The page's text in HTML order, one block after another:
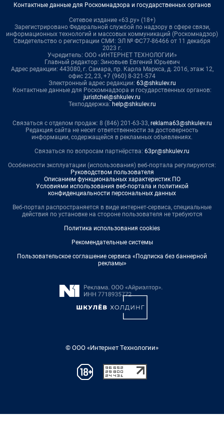
Контактные данные для Роскомнадзора и государственных органов
Сетевое издание «63.ру» (18+)
Зарегистрировано Федеральной службой по надзору в сфере связи,
информационных технологий и массовых коммуникаций (Роскомнадзор)
Свидетельство о регистрации СМИ: ЭЛ № ФС77-86466 от 11 декабря
2023 г.
Учредитель: ООО «ИНТЕРНЕТ ТЕХНОЛОГИИ»
Главный редактор: Зиновьев Евгений Юрьевич
Адрес редакции: 443080, г. Самара, пр. Карла Маркса, д. 201б, этаж 12,
офис 22, 23, +7 (960) 8-321-574
Электронный адрес редакции: 63@shkulev.ru
Контактные данные для Роскомнадзора и государственных органов:
juristchel@shkulev.ru
Техподдержка: help@shkulev.ru
Связаться с отделом продаж: 8 (846) 201-63-33, reklama63@shkulev.ru
Редакция сайта не несет ответственности за достоверность
информации, содержащейся в рекламных объявлениях.
Связаться по вопросам партнёрства: 63pr@shkulev.ru
Особенности эксплуатации (использования) веб-портала регулируются:
Руководством пользователя
Описанием функциональных характеристик ПО
Условиями использования веб-портала и политикой
конфиденциальности персональных данных
Веб-портал распространяется в виде интернет-сервиса, специальные
действия по установке на стороне пользователя не требуются
Политика использования cookies
Рекомендательные системы
Пользовательское соглашение сервиса «Подписка без баннерной
рекламы»
© ООО «Интернет Технологии»